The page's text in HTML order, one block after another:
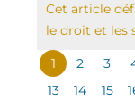
Cet article
le droit et les
1 2 3
13
14 15